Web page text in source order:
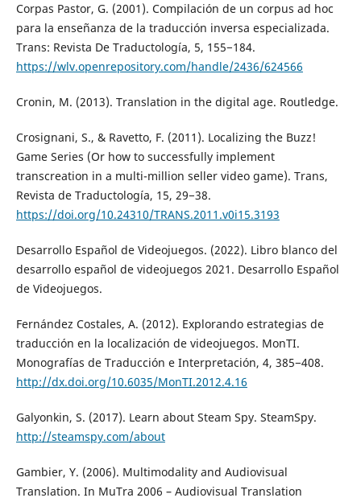
Corpas Pastor, G. (2001). Compilación de un corpus ad hoc
para la enseñanza de la traducción inversa especializada.
Trans: Revista De Traductología, 5, 155−184.
https://wlv.openrepository.com/handle/2436/624566
Cronin, M. (2013). Translation in the digital age. Routledge.
Crosignani, S., & Ravetto, F. (2011). Localizing the Buzz!
Game Series (Or how to successfully implement
transcreation in a multi-million seller video game). Trans,
Revista de Traductología, 15, 29−38.
https://doi.org/10.24310/TRANS.2011.v0i15.3193
Desarrollo Español de Videojuegos. (2022). Libro blanco del
desarrollo español de videojuegos 2021. Desarrollo Español
de Videojuegos.
Fernández Costales, A. (2012). Explorando estrategias de
traducción en la localización de videojuegos. MonTI.
Monografías de Traducción e Interpretación, 4, 385−408.
http://dx.doi.org/10.6035/MonTI.2012.4.16
Galyonkin, S. (2017). Learn about Steam Spy. SteamSpy.
http://steamspy.com/about
Gambier, Y. (2006). Multimodality and Audiovisual
Translation. In MuTra 2006 – Audiovisual Translation